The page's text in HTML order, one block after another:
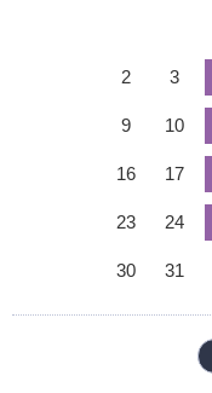
2 3
9 10
16 17
23 24
30 31